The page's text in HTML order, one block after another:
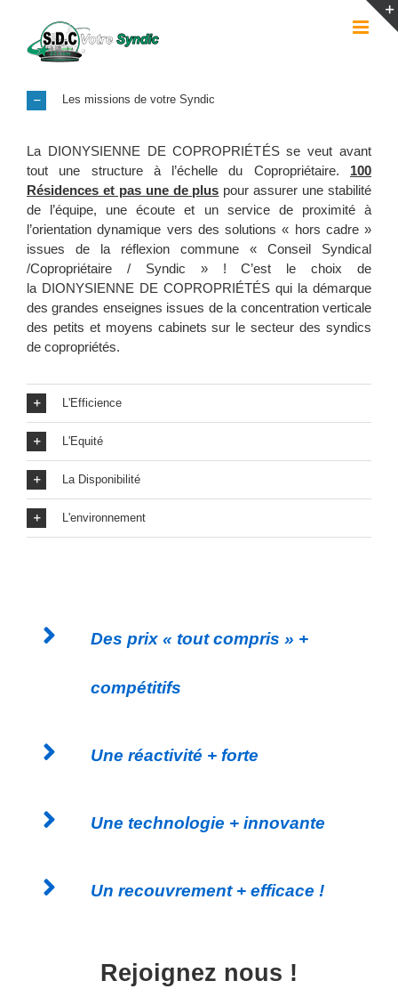
contenu
Les missions de votre Syndic
La DIONYSIENNE DE COPROPRIÉTÉS se veut avant
tout une structure à l’échelle du Copropriétaire. 100
Résidences et pas une de plus pour assurer une stabilité
de l’équipe, une écoute et un service de proximité à
l’orientation dynamique vers des solutions « hors cadre »
issues de la réflexion commune « Conseil Syndical
/Copropriétaire / Syndic » ! C’est le choix de
la DIONYSIENNE DE COPROPRIÉTÉS qui la démarque
des grandes enseignes issues de la concentration verticale
des petits et moyens cabinets sur le secteur des syndics
de copropriétés.
L'Efficience
L'Equité
La Disponibilité
L'environnement
Des prix « tout compris » +
compétitifs
Une réactivité + forte
Une technologie + innovante
Un recouvrement + efficace !
Rejoignez nous !